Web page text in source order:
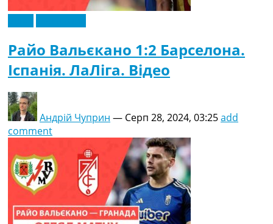
Райо Вальєкано 1:2 Барселона.
Іспанія. ЛаЛіга. Відео
Андрій Чуприн — Серп 28, 2024, 03:25add
comment